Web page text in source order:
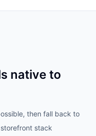
native to
then fall back to
stack